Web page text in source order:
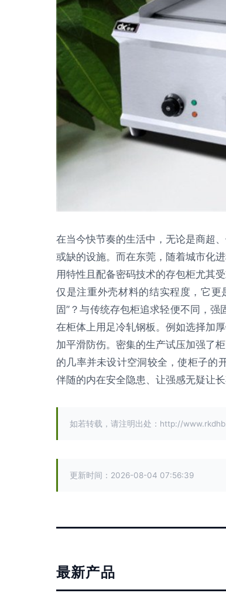
在当今快节奏的生活中，无论是商超
或缺的设施。而在东莞，随着城市化
用特性且配备密码技术的存包柜尤其
仅是注重外壳材料的结实程度，它
固”？与传统存包柜追求轻便不同，
在柜体上用足冷轧钢板。例如选择加
加平滑防伤。密集的生产试压加强了
的几率并未设计空洞较全，使柜子的
伴随的内在安全隐患、让强感无疑让
如若转载，请注明出处：http://
更新时间：2026-08-04 07:56:39
最新产品